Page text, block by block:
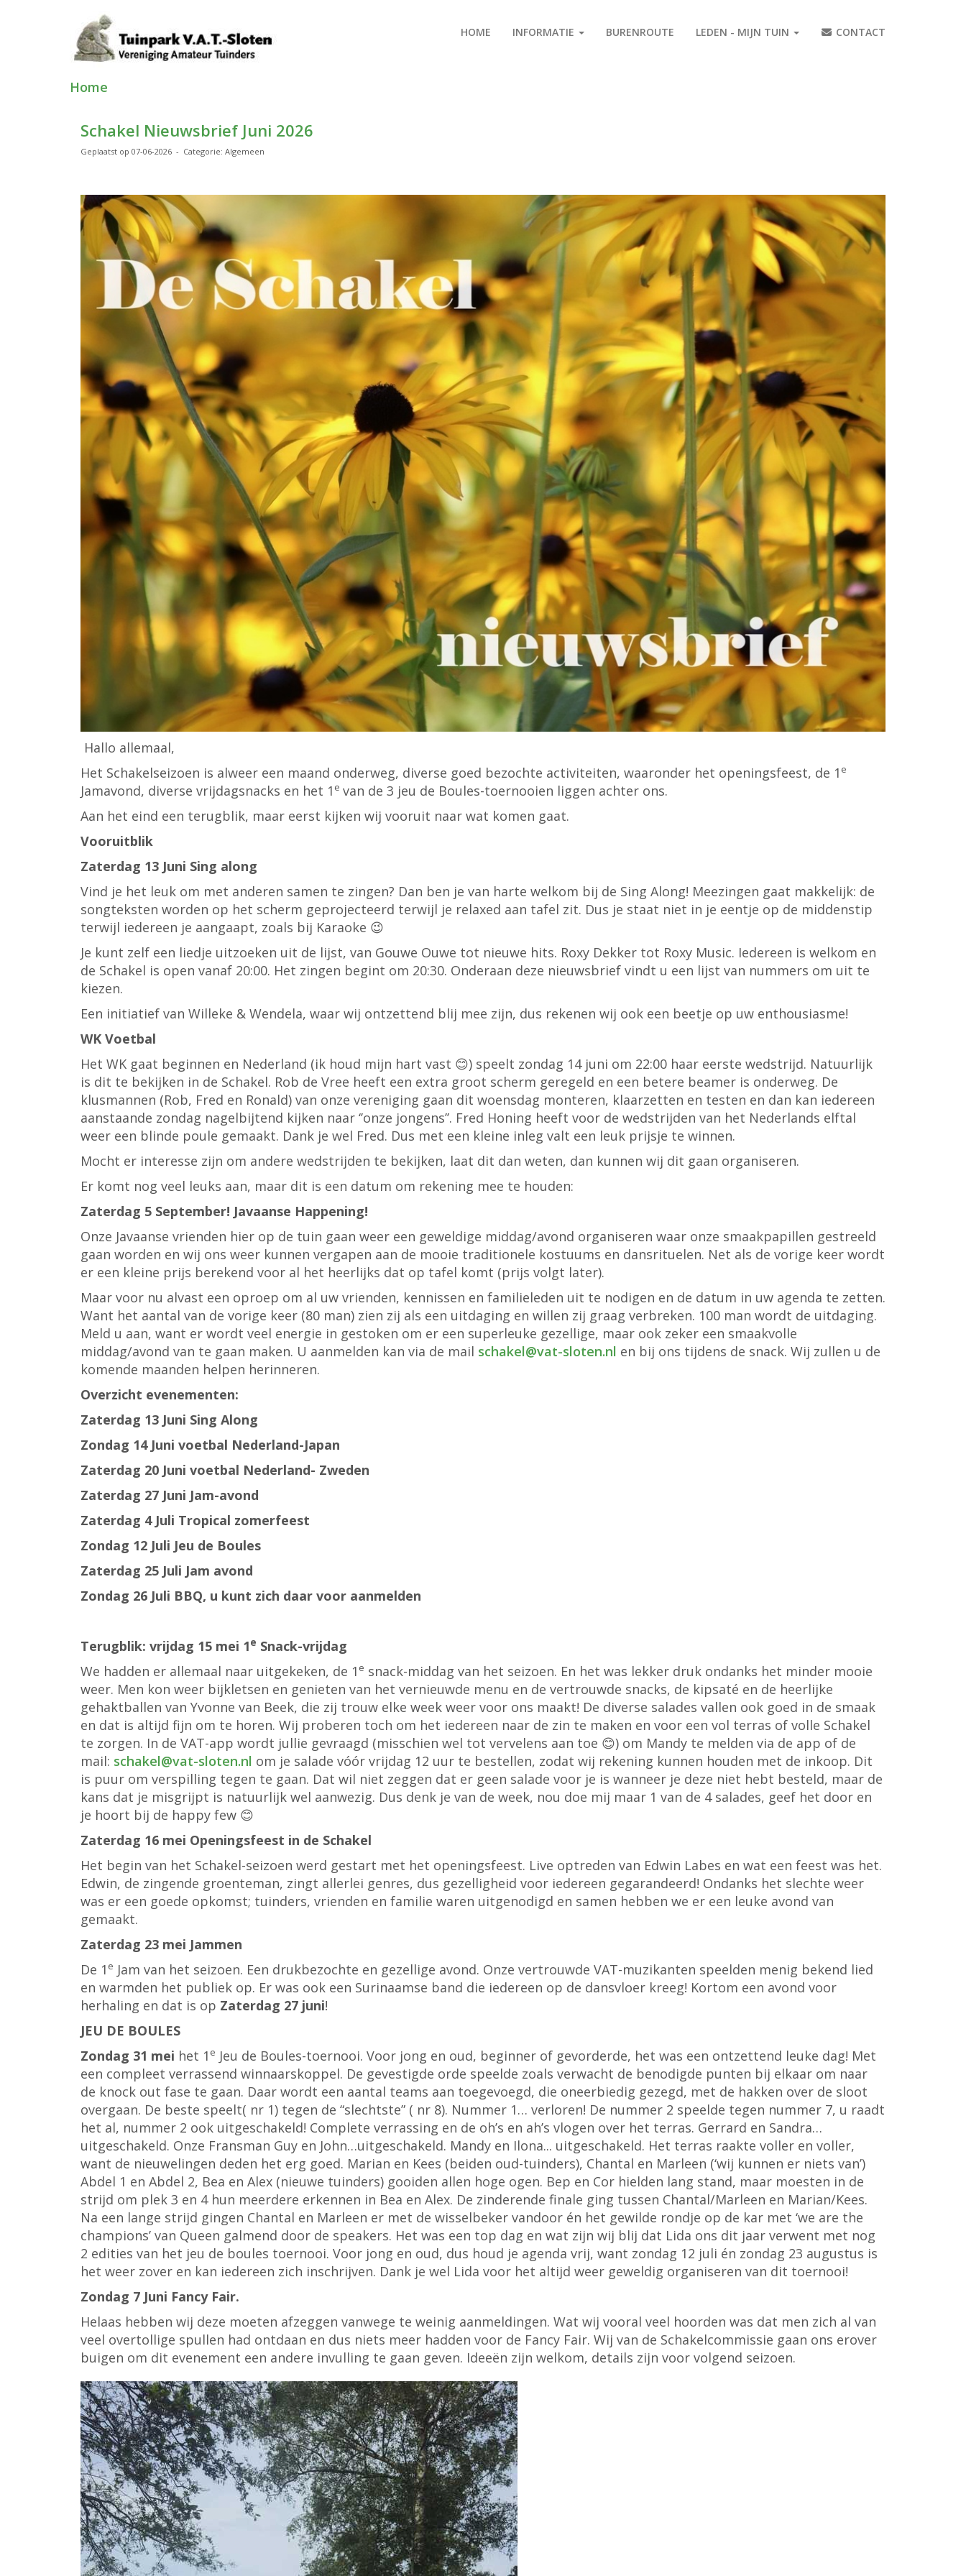
HOME INFORMATIE BURENROUTE LEDEN - MIJN TUIN CONTACT
Home
Schakel Nieuwsbrief Juni 2026
Geplaatst op 07-06-2026 - Categorie: Algemeen
Hallo allemaal,
Het Schakelseizoen is alweer een maand onderweg, diverse goed bezochte activiteiten, waaronder het openingsfeest, de 1 e
Jamavond, diverse vrijdagsnacks en het 1 e van de 3 jeu de Boules-toernooien liggen achter ons.
Aan het eind een terugblik, maar eerst kijken wij vooruit naar wat komen gaat.
Vooruitblik
Zaterdag 13 Juni Sing along
Vind je het leuk om met anderen samen te zingen? Dan ben je van harte welkom bij de Sing Along! Meezingen gaat makkelijk: de
songteksten worden op het scherm geprojecteerd terwijl je relaxed aan tafel zit. Dus je staat niet in je eentje op de middenstip
terwijl iedereen je aangaapt, zoals bij Karaoke 😉
Je kunt zelf een liedje uitzoeken uit de lijst, van Gouwe Ouwe tot nieuwe hits. Roxy Dekker tot Roxy Music. Iedereen is welkom en
de Schakel is open vanaf 20:00. Het zingen begint om 20:30. Onderaan deze nieuwsbrief vindt u een lijst van nummers om uit te
kiezen.
Een initiatief van Willeke & Wendela, waar wij ontzettend blij mee zijn, dus rekenen wij ook een beetje op uw enthousiasme!
WK Voetbal
Het WK gaat beginnen en Nederland (ik houd mijn hart vast 😊) speelt zondag 14 juni om 22:00 haar eerste wedstrijd. Natuurlijk
is dit te bekijken in de Schakel. Rob de Vree heeft een extra groot scherm geregeld en een betere beamer is onderweg. De
klusmannen (Rob, Fred en Ronald) van onze vereniging gaan dit woensdag monteren, klaarzetten en testen en dan kan iedereen
aanstaande zondag nagelbijtend kijken naar ‘’onze jongens’’. Fred Honing heeft voor de wedstrijden van het Nederlands elftal
weer een blinde poule gemaakt. Dank je wel Fred. Dus met een kleine inleg valt een leuk prijsje te winnen.
Mocht er interesse zijn om andere wedstrijden te bekijken, laat dit dan weten, dan kunnen wij dit gaan organiseren.
Er komt nog veel leuks aan, maar dit is een datum om rekening mee te houden:
Zaterdag 5 September! Javaanse Happening!
Onze Javaanse vrienden hier op de tuin gaan weer een geweldige middag/avond organiseren waar onze smaakpapillen gestreeld
gaan worden en wij ons weer kunnen vergapen aan de mooie traditionele kostuums en dansrituelen. Net als de vorige keer wordt
er een kleine prijs berekend voor al het heerlijks dat op tafel komt (prijs volgt later).
Maar voor nu alvast een oproep om al uw vrienden, kennissen en familieleden uit te nodigen en de datum in uw agenda te zetten.
Want het aantal van de vorige keer (80 man) zien zij als een uitdaging en willen zij graag verbreken. 100 man wordt de uitdaging.
Meld u aan, want er wordt veel energie in gestoken om er een superleuke gezellige, maar ook zeker een smaakvolle
middag/avond van te gaan maken. U aanmelden kan via de mail schakel@vat-sloten.nl en bij ons tijdens de snack. Wij zullen u de
komende maanden helpen herinneren.
Overzicht evenementen:
Zaterdag 13 Juni Sing Along
Zondag 14 Juni voetbal Nederland-Japan
Zaterdag 20 Juni voetbal Nederland- Zweden
Zaterdag 27 Juni Jam-avond
Zaterdag 4 Juli Tropical zomerfeest
Zondag 12 Juli Jeu de Boules
Zaterdag 25 Juli Jam avond
Zondag 26 Juli BBQ, u kunt zich daar voor aanmelden
Terugblik: vrijdag 15 mei 1e Snack-vrijdag
We hadden er allemaal naar uitgekeken, de 1 e snack-middag van het seizoen. En het was lekker druk ondanks het minder mooie
weer. Men kon weer bijkletsen en genieten van het vernieuwde menu en de vertrouwde snacks, de kipsaté en de heerlijke
gehaktballen van Yvonne van Beek, die zij trouw elke week weer voor ons maakt! De diverse salades vallen ook goed in de smaak
en dat is altijd fijn om te horen. Wij proberen toch om het iedereen naar de zin te maken en voor een vol terras of volle Schakel
te zorgen. In de VAT-app wordt jullie gevraagd (misschien wel tot vervelens aan toe 😊) om Mandy te melden via de app of de
mail: schakel@vat-sloten.nl om je salade vóór vrijdag 12 uur te bestellen, zodat wij rekening kunnen houden met de inkoop. Dit
is puur om verspilling tegen te gaan. Dat wil niet zeggen dat er geen salade voor je is wanneer je deze niet hebt besteld, maar de
kans dat je misgrijpt is natuurlijk wel aanwezig. Dus denk je van de week, nou doe mij maar 1 van de 4 salades, geef het door en
je hoort bij de happy few 😊
Zaterdag 16 mei Openingsfeest in de Schakel
Het begin van het Schakel-seizoen werd gestart met het openingsfeest. Live optreden van Edwin Labes en wat een feest was het.
Edwin, de zingende groenteman, zingt allerlei genres, dus gezelligheid voor iedereen gegarandeerd! Ondanks het slechte weer
was er een goede opkomst; tuinders, vrienden en familie waren uitgenodigd en samen hebben we er een leuke avond van
gemaakt.
Zaterdag 23 mei Jammen
De 1 e Jam van het seizoen. Een drukbezochte en gezellige avond. Onze vertrouwde VAT-muzikanten speelden menig bekend lied
en warmden het publiek op. Er was ook een Surinaamse band die iedereen op de dansvloer kreeg! Kortom een avond voor
herhaling en dat is op Zaterdag 27 juni!
JEU DE BOULES
Zondag 31 mei het 1 e Jeu de Boules-toernooi. Voor jong en oud, beginner of gevorderde, het was een ontzettend leuke dag! Met
een compleet verrassend winnaarskoppel. De gevestigde orde speelde zoals verwacht de benodigde punten bij elkaar om naar
de knock out fase te gaan. Daar wordt een aantal teams aan toegevoegd, die oneerbiedig gezegd, met de hakken over de sloot
overgaan. De beste speelt( nr 1) tegen de “slechtste” ( nr 8). Nummer 1… verloren! De nummer 2 speelde tegen nummer 7, u raadt
het al, nummer 2 ook uitgeschakeld! Complete verrassing en de oh’s en ah’s vlogen over het terras. Gerrard en Sandra…
uitgeschakeld. Onze Fransman Guy en John…uitgeschakeld. Mandy en Ilona... uitgeschakeld. Het terras raakte voller en voller,
want de nieuwelingen deden het erg goed. Marian en Kees (beiden oud-tuinders), Chantal en Marleen (‘wij kunnen er niets van’)
Abdel 1 en Abdel 2, Bea en Alex (nieuwe tuinders) gooiden allen hoge ogen. Bep en Cor hielden lang stand, maar moesten in de
strijd om plek 3 en 4 hun meerdere erkennen in Bea en Alex. De zinderende finale ging tussen Chantal/Marleen en Marian/Kees.
Na een lange strijd gingen Chantal en Marleen er met de wisselbeker vandoor én het gewilde rondje op de kar met ‘we are the
champions’ van Queen galmend door de speakers. Het was een top dag en wat zijn wij blij dat Lida ons dit jaar verwent met nog
2 edities van het jeu de boules toernooi. Voor jong en oud, dus houd je agenda vrij, want zondag 12 juli én zondag 23 augustus is
het weer zover en kan iedereen zich inschrijven. Dank je wel Lida voor het altijd weer geweldig organiseren van dit toernooi!
Zondag 7 Juni Fancy Fair.
Helaas hebben wij deze moeten afzeggen vanwege te weinig aanmeldingen. Wat wij vooral veel hoorden was dat men zich al van
veel overtollige spullen had ontdaan en dus niets meer hadden voor de Fancy Fair. Wij van de Schakelcommissie gaan ons erover
buigen om dit evenement een andere invulling te gaan geven. Ideeën zijn welkom, details zijn voor volgend seizoen.